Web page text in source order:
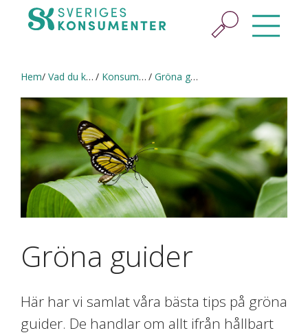
Hem Vad du kan göra Konsumera hållbart Gröna guider
Gröna guider
Här har vi samlat våra bästa tips på gröna
guider. De handlar om allt ifrån hållbart